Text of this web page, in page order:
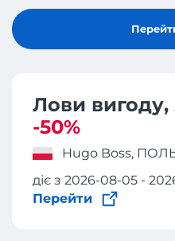
Лови
-50%
Hugo Boss,
діє з 2026-08-05 -
Перейти